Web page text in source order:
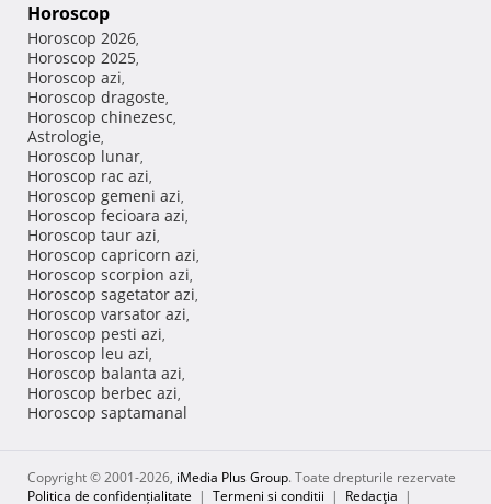
Horoscop
Horoscop 2026,
Horoscop 2025,
Horoscop azi,
Horoscop dragoste,
Horoscop chinezesc,
Astrologie,
Horoscop lunar,
Horoscop rac azi,
Horoscop gemeni azi,
Horoscop fecioara azi,
Horoscop taur azi,
Horoscop capricorn azi,
Horoscop scorpion azi,
Horoscop sagetator azi,
Horoscop varsator azi,
Horoscop pesti azi,
Horoscop leu azi,
Horoscop balanta azi,
Horoscop berbec azi,
Horoscop saptamanal
Copyright © 2001-2026, iMedia Plus Group. Toate drepturile rezervate
Politica de confidențialitate | Termeni si conditii | Redacţia |